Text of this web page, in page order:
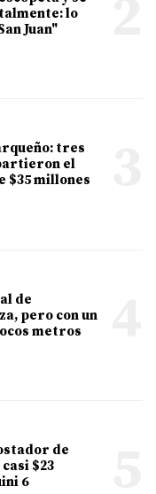
lo
Juan"
tres
el
$35 millones
de
pero con un
metros
de
$23
6